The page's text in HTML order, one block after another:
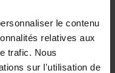
le contenu
relatives aux
trafic. Nous
sur l'utilisation de
= Building
De Feyter
Carolien Boom
2025 200